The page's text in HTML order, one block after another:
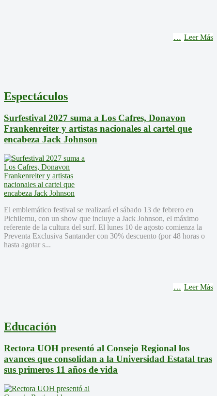
Leer Más
Espectáculos
Surfestival 2027 suma a Los Cafres, Donavon
Frankenreiter y artistas nacionales al cartel que
encabeza Jack Johnson
El emblemático festival se realizará el sábado 13 de febrero en
Pichilemu, con un show que incluye a Jack Johnson, el máximo
referente de la cultura del surf. El lunes 10 de agosto comienza la
Preventa Exclusiva Santander con 30% descuento (por 48 horas o
hasta agotar s...
Leer Más
Educación
Rectora UOH presentó al Consejo Regional los
avances que consolidan a la Universidad Estatal tras
sus primeros 11 años de vida